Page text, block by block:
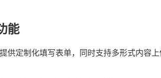
能
供定制化填写表单，同时支持多形式内容